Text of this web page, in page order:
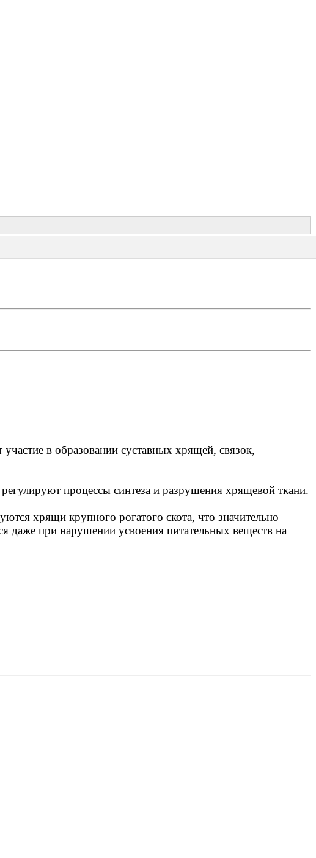
в образовании суставных хрящей, связок,
процессы синтеза и разрушения хрящевой ткани.
хрящи крупного рогатого скота, что значительно
даже при нарушении усвоения питательных веществ на